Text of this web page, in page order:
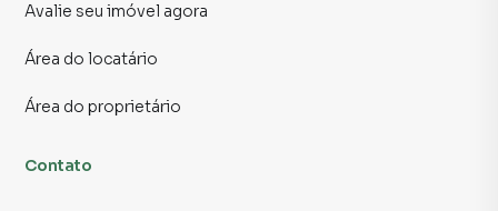
Avalie seu imóvel agora
Área do locatário
Área do proprietário
Contato